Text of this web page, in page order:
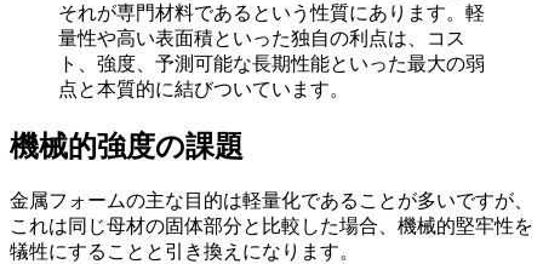
それが専門材料であるという性質にあります。軽
量性や高い表面積といった独自の利点は、コス
ト、強度、予測可能な長期性能といった最大の弱
点と本質的に結びついています。
機械的強度の課題
金属フォームの主な目的は軽量化であることが多いですが、
これは同じ母材の固体部分と比較した場合、機械的堅牢性を
犠牲にすることと引き換えになります。